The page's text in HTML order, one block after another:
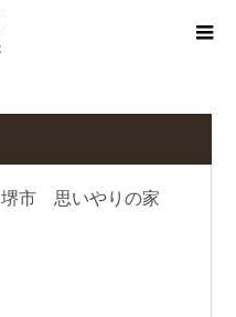
堺市 思いやりの家